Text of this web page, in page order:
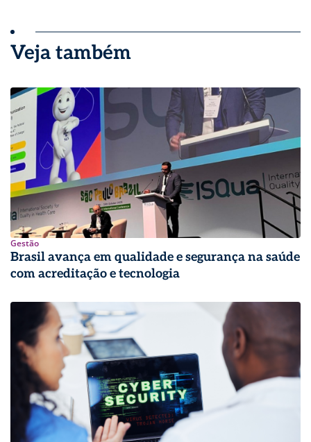
Veja também
Gestão
Brasil avança em qualidade e segurança na saúde
com acreditação e tecnologia